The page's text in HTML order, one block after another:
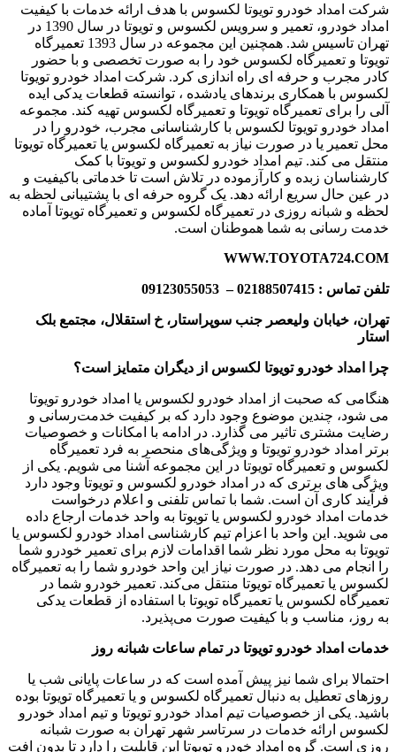
شرکت امداد خودرو تویوتا لکسوس با هدف ارائه خدمات با کیفیت
امداد خودرو، تعمیر و سرویس لکسوس و تویوتا در سال 1390 در
تهران تاسیس شد. همچنین این مجموعه در سال 1393 تعمیرگاه
تویوتا و تعمیرگاه لکسوس خود را به صورت تخصصی و با حضور
کادر مجرب و حرفه‌ ای راه‌ اندازی کرد. شرکت امداد خودرو تویوتا
لکسوس با همکاری برندهای یادشده ، توانسته قطعات یدکی ایده
آلی را برای تعمیرگاه تویوتا و تعمیرگاه لکسوس تهیه کند. مجموعه
امداد خودرو تویوتا لکسوس با کارشناسانی مجرب، خودرو را در
محل تعمیر یا در صورت نیاز به تعمیرگاه لکسوس یا تعمیرگاه تویوتا
منتقل می‌ کند. تیم امداد خودرو لکسوس و تویوتا با کمک
کارشناسان زبده و کارآزموده در تلاش است تا خدماتی باکیفیت و
در عین حال سریع ارائه دهد. یک گروه حرفه‌ ای با پشتیبانی لحظه‌ به
لحظه و شبانه‌ روزی در تعمیرگاه لکسوس و تعمیرگاه تویوتا آماده
خدمت‌ رسانی به شما هموطنان است.
WWW.TOYOTA724.COM
تلفن تماس : 02188507415 – 09123055053
تهران، خیابان ولیعصر جنب سوپراستار، خ استقلال، مجتمع بلک
استار
چرا امداد خودرو تویوتا لکسوس از دیگران متمایز است؟
هنگامی که صحبت از امداد خودرو لکسوس یا امداد خودرو تویوتا
می‌ شود، چندین موضوع وجود دارد که بر کیفیت خدمت‌رسانی و
رضایت مشتری تاثیر می‌ گذارد. در ادامه‌ با امکانات و خصوصیات
برتر امداد خودرو تویوتا و ویژگی‌های منحصر به فرد تعمیرگاه
لکسوس و تعمیرگاه تویوتا در این مجموعه آشنا می‌ شویم. یکی از
ویژگی های برتری که در امداد خودرو لکسوس و تویوتا وجود دارد
فرآیند کاری آن است. شما با تماس تلفنی و اعلام درخواست
خدمات امداد خودرو لکسوس یا تویوتا به واحد خدمات ارجاع داده
می‌ شوید. این واحد با اعزام تیم کارشناسی امداد خودرو لکسوس یا
تویوتا به محل مورد نظر شما اقدامات لازم برای تعمیر خودرو شما
را انجام می‌ دهد. در صورت نیاز این واحد خودرو شما را به تعمیرگاه
لکسوس یا تعمیرگاه تویوتا منتقل می‌کند. تعمیر خودرو شما در
تعمیرگاه لکسوس یا تعمیرگاه تویوتا با استفاده از قطعات یدکی
به‌ روز، مناسب و با کیفیت صورت می‌پذیرد.
خدمات امداد خودرو تویوتا در تمام ساعات شبانه روز
احتمالا برای شما نیز پیش آمده است که در ساعات پایانی شب یا
روزهای تعطیل به دنبال تعمیرگاه لکسوس و یا تعمیرگاه تویوتا بوده
باشید. یکی از خصوصیات تیم امداد خودرو تویوتا و تیم امداد خودرو
لکسوس ارائه خدمات در سرتاسر شهر تهران به صورت شبانه
روزی است. گروه امداد خودرو تویوتا این قابلیت را دارد تا بدون افت